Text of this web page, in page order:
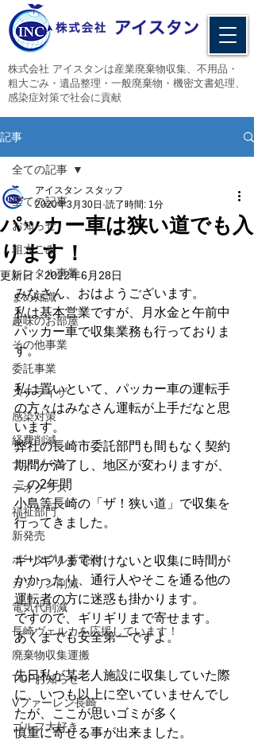
​株式会社 アイスタンは産業廃棄物収集、不用品・
粗大ごみ・遺品整理・一般廃棄物・機密文書処理、
感染症対策で社会に貢献
記事
全ての記事
お知らせ
粗大ごみ
レンタル事業
まめ知識
趣味のお部屋
その他事業
委託事業
ステライザ
感染対策
経費削減
ナノゾーン
デオグラス
福祉部門
新発売
ポータブル蓄電池
ガソリン削減
電気代削減
長崎ヴェルカを応援しています！
廃棄物収集運搬
TOPお知らせ
Vファーレン長崎
ゴルフ大好き
全ての記事
パッカー車は狭い道でも入
ります！
アイスタン スタッフ
2020年3月30日 読了時間: 1分
更新日：2022年6月28日
みなさん、おはようございます。
私は基本営業ですが、月水金と午前中
パッカー車で収集業務も行っておりま
す。
私は置いといて、パッカー車の運転手
の方々はみなさん運転が上手だなと思
います。
弊社の長崎市委託部門も間もなく契約
期間が満了し、地区が変わりますが、
この2年間
小島等長崎の「ザ！狭い道」で収集を
行ってきました。
ギリギリまで付けないと収集に時間が
かかったり、通行人やそこを通る他の
運転者の方に迷惑も掛かります。
ですので、ギリギリまで寄せます。
あくまでも安全第一ですよ。
先日私が某老人施設に収集していた際
に、いつも以上に空いていませんでし
たが、ここが思いゴミが多く
慎重に寄せる事が出来ました。